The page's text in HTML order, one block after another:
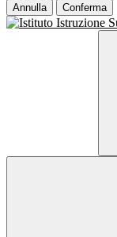
Annulla Conferma